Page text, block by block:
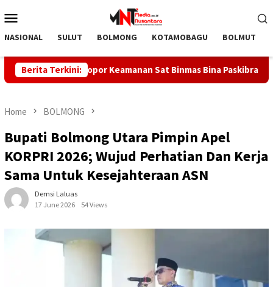
to
Menu
NASIONAL SULUT BOLMONG KOTAMOBAGU BOLMUT
Berita Terkini:
Mudah Pelopor Keamanan Sat Binmas Bina Paskibraka
Home BOLMONG
Bupati Bolmong Utara Pimpin Apel
KORPRI 2026; Wujud Perhatian Dan Kerja
Sama Untuk Kesejahteraan ASN
Demsi Laluas
17 June 2026
54 Views